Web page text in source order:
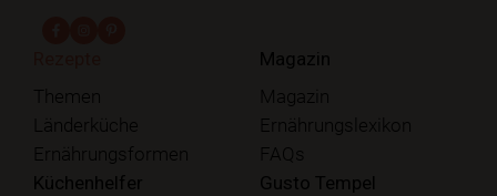
Themen
Länderküche
Ernährungsformen
Magazin
Magazin
Ernährungslexikon
FAQs
Küchenhelfer Gusto Tempel